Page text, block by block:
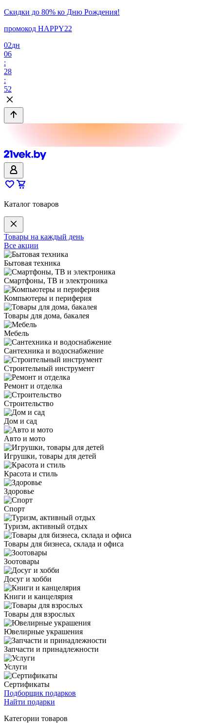
Скидки до 80% ко Дню Рождения!
промокод HAPPY22
02дн
06
:
28
:
52
Каталог товаров
Товары на каждый день
Все акции
Бытовая техника
Смартфоны, ТВ и электроника
Компьютеры и периферия
Товары для дома, бакалея
Мебель
Сантехника и водоснабжение
Строительный инструмент
Ремонт и отделка
Строительство
Дом и сад
Авто и мото
Игрушки, товары для детей
Красота и стиль
Здоровье
Спорт
Туризм, активный отдых
Товары для бизнеса, склада и офиса
Зоотовары
Досуг и хобби
Книги и канцелярия
Товары для взрослых
Ювелирные украшения
Запчасти и принадлежности
Услуги
Сертификаты
Подборщик подарков
Найти подарки
Категории товаров